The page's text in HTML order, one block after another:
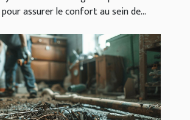
assurer le confort au sein de...